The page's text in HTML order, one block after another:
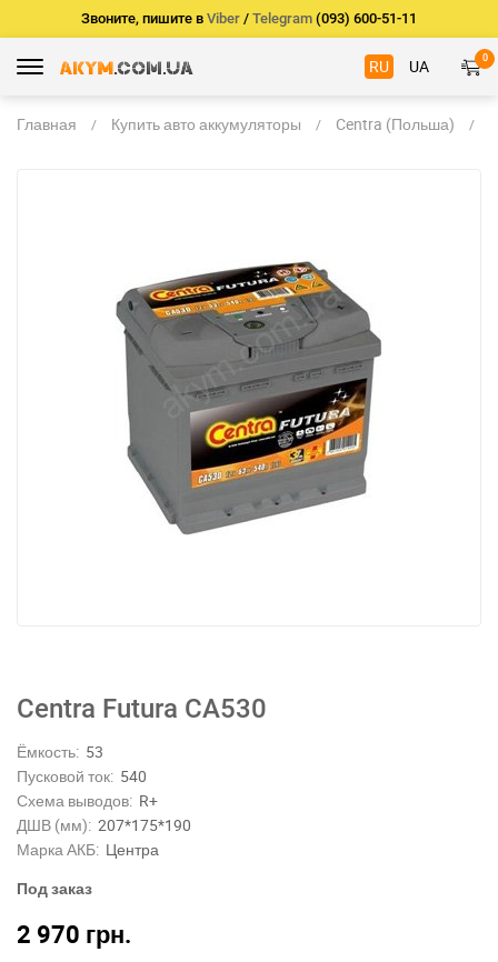
Звоните, пишите в Viber / Telegram (093) 600-51-11
RU UA 0
Главная Купить авто аккумуляторы Centra (Польша)
Centra Futura CA530
Ёмкость: 53
Пусковой ток: 540
Схема выводов: R+
ДШВ (мм): 207*175*190
Марка АКБ: Центра
Под заказ
2 970 грн.